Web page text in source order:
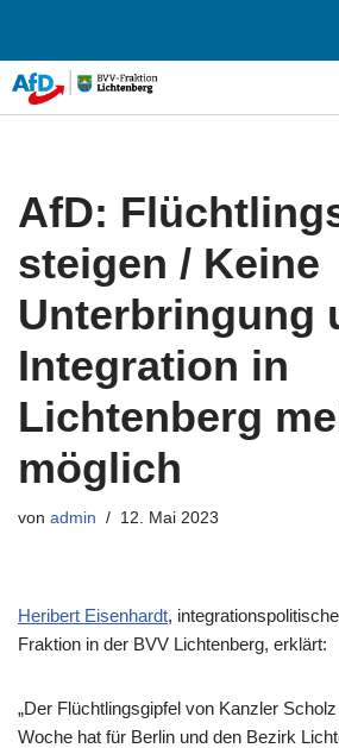
Zum
Inhalt
springen
AfD:
steigen / Keine
Unterbringung
Integration in
Lichtenberg
möglich
von admin 12. Mai 2023
Heribert Eisenhardt,
Fraktion in der BVV Lichtenberg, erklärt:
„Der Flüchtlingsgipfel von Kanzler
Woche hat für Berlin und den Bezirk